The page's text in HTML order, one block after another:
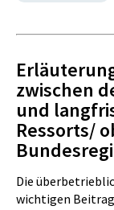
angeboten.
Zielgruppe sind
positiven
ÜBA wird vom
Derzeit gibt es
soll nun im
zwischen
und
Ressorts/
Die
wichtigen